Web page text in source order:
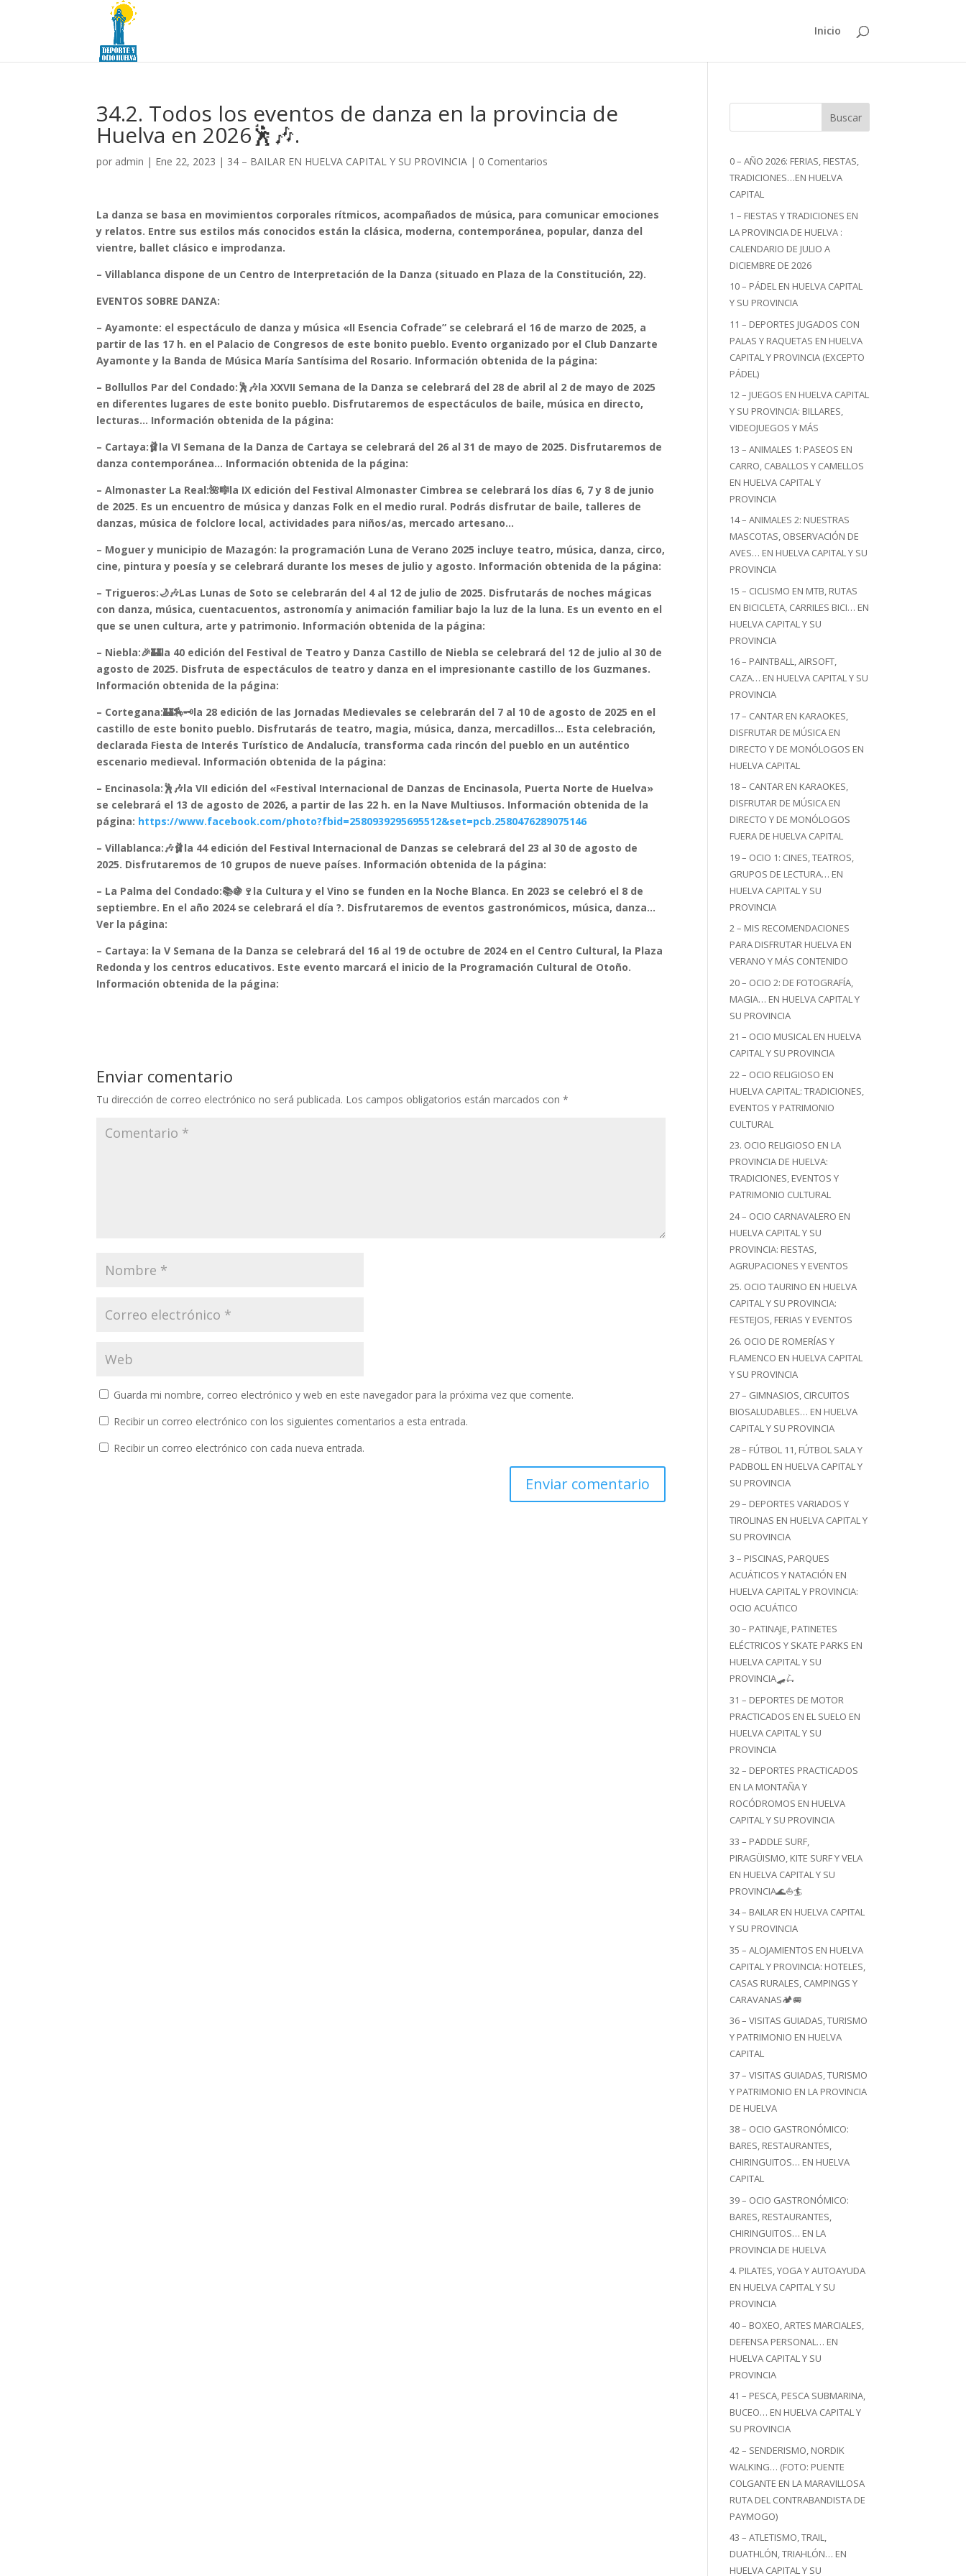
Inicio
34.2. Todos los eventos de danza en la provincia de
Huelva en 2026🕺🎶.
por admin | Ene 22, 2023 | 34 – BAILAR EN HUELVA CAPITAL Y SU PROVINCIA | 0 Comentarios
La danza se basa en movimientos corporales rítmicos, acompañados de música, para comunicar emociones
y relatos. Entre sus estilos más conocidos están la clásica, moderna, contemporánea, popular, danza del
vientre, ballet clásico e improdanza.
– Villablanca dispone de un Centro de Interpretación de la Danza (situado en Plaza de la Constitución, 22).
EVENTOS SOBRE DANZA:
– Ayamonte: el espectáculo de danza y música «II Esencia Cofrade” se celebrará el 16 de marzo de 2025, a
partir de las 17 h. en el Palacio de Congresos de este bonito pueblo. Evento organizado por el Club Danzarte
Ayamonte y la Banda de Música María Santísima del Rosario. Información obtenida de la página:
– Bollullos Par del Condado:🕺🎶la XXVII Semana de la Danza se celebrará del 28 de abril al 2 de mayo de 2025
en diferentes lugares de este bonito pueblo. Disfrutaremos de espectáculos de baile, música en directo,
lecturas… Información obtenida de la página:
– Cartaya:🩰la VI Semana de la Danza de Cartaya se celebrará del 26 al 31 de mayo de 2025. Disfrutaremos de
danza contemporánea… Información obtenida de la página:
– Almonaster La Real:🌺🎼la IX edición del Festival Almonaster Cimbrea se celebrará los días 6, 7 y 8 de junio
de 2025. Es un encuentro de música y danzas Folk en el medio rural. Podrás disfrutar de baile, talleres de
danzas, música de folclore local, actividades para niños/as, mercado artesano…
– Moguer y municipio de Mazagón: la programación Luna de Verano 2025 incluye teatro, música, danza, circo,
cine, pintura y poesía y se celebrará durante los meses de julio y agosto. Información obtenida de la página:
– Trigueros:🌙🎶Las Lunas de Soto se celebrarán del 4 al 12 de julio de 2025. Disfrutarás de noches mágicas
con danza, música, cuentacuentos, astronomía y animación familiar bajo la luz de la luna. Es un evento en el
que se unen cultura, arte y patrimonio. Información obtenida de la página:
– Niebla:🎉🏰la 40 edición del Festival de Teatro y Danza Castillo de Niebla se celebrará del 12 de julio al 30 de
agosto de 2025. Disfruta de espectáculos de teatro y danza en el impresionante castillo de los Guzmanes.
Información obtenida de la página:
– Cortegana:🏰🏇🗝️la 28 edición de las Jornadas Medievales se celebrarán del 7 al 10 de agosto de 2025 en el
castillo de este bonito pueblo. Disfrutarás de teatro, magia, música, danza, mercadillos… Esta celebración,
declarada Fiesta de Interés Turístico de Andalucía, transforma cada rincón del pueblo en un auténtico
escenario medieval. Información obtenida de la página:
– Encinasola:🕺🎶la VII edición del «Festival Internacional de Danzas de Encinasola, Puerta Norte de Huelva»
se celebrará el 13 de agosto de 2026, a partir de las 22 h. en la Nave Multiusos. Información obtenida de la
página: https://www.facebook.com/photo?fbid=2580939295695512&set=pcb.2580476289075146
– Villablanca:🎶🩰la 44 edición del Festival Internacional de Danzas se celebrará del 23 al 30 de agosto de
2025. Disfrutaremos de 10 grupos de nueve países. Información obtenida de la página:
– La Palma del Condado:📚🍇🍷la Cultura y el Vino se funden en la Noche Blanca. En 2023 se celebró el 8 de
septiembre. En el año 2024 se celebrará el día ?. Disfrutaremos de eventos gastronómicos, música, danza…
Ver la página:
– Cartaya: la V Semana de la Danza se celebrará del 16 al 19 de octubre de 2024 en el Centro Cultural, la Plaza
Redonda y los centros educativos. Este evento marcará el inicio de la Programación Cultural de Otoño.
Información obtenida de la página:
Enviar comentario
Tu dirección de correo electrónico no será publicada. Los campos obligatorios están marcados con*
Guarda mi nombre, correo electrónico y web en este navegador para la próxima vez que comente.
Recibir un correo electrónico con los siguientes comentarios a esta entrada.
Recibir un correo electrónico con cada nueva entrada.
Buscar
0 – AÑO 2026: FERIAS, FIESTAS,
TRADICIONES…EN HUELVA
CAPITAL
1 – FIESTAS Y TRADICIONES EN
LA PROVINCIA DE HUELVA :
CALENDARIO DE JULIO A
DICIEMBRE DE 2026
10 – PÁDEL EN HUELVA CAPITAL
Y SU PROVINCIA
11 – DEPORTES JUGADOS CON
PALAS Y RAQUETAS EN HUELVA
CAPITAL Y PROVINCIA (EXCEPTO
PÁDEL)
12 – JUEGOS EN HUELVA CAPITAL
Y SU PROVINCIA: BILLARES,
VIDEOJUEGOS Y MÁS
13 – ANIMALES 1: PASEOS EN
CARRO, CABALLOS Y CAMELLOS
EN HUELVA CAPITAL Y
PROVINCIA
14 – ANIMALES 2: NUESTRAS
MASCOTAS, OBSERVACIÓN DE
AVES… EN HUELVA CAPITAL Y SU
PROVINCIA
15 – CICLISMO EN MTB, RUTAS
EN BICICLETA, CARRILES BICI… EN
HUELVA CAPITAL Y SU
PROVINCIA
16 – PAINTBALL, AIRSOFT,
CAZA… EN HUELVA CAPITAL Y SU
PROVINCIA
17 – CANTAR EN KARAOKES,
DISFRUTAR DE MÚSICA EN
DIRECTO Y DE MONÓLOGOS EN
HUELVA CAPITAL
18 – CANTAR EN KARAOKES,
DISFRUTAR DE MÚSICA EN
DIRECTO Y DE MONÓLOGOS
FUERA DE HUELVA CAPITAL
19 – OCIO 1: CINES, TEATROS,
GRUPOS DE LECTURA… EN
HUELVA CAPITAL Y SU
PROVINCIA
2 – MIS RECOMENDACIONES
PARA DISFRUTAR HUELVA EN
VERANO Y MÁS CONTENIDO
20 – OCIO 2: DE FOTOGRAFÍA,
MAGIA… EN HUELVA CAPITAL Y
SU PROVINCIA
21 – OCIO MUSICAL EN HUELVA
CAPITAL Y SU PROVINCIA
22 – OCIO RELIGIOSO EN
HUELVA CAPITAL: TRADICIONES,
EVENTOS Y PATRIMONIO
CULTURAL
23. OCIO RELIGIOSO EN LA
PROVINCIA DE HUELVA:
TRADICIONES, EVENTOS Y
PATRIMONIO CULTURAL
24 – OCIO CARNAVALERO EN
HUELVA CAPITAL Y SU
PROVINCIA: FIESTAS,
AGRUPACIONES Y EVENTOS
25. OCIO TAURINO EN HUELVA
CAPITAL Y SU PROVINCIA:
FESTEJOS, FERIAS Y EVENTOS
26. OCIO DE ROMERÍAS Y
FLAMENCO EN HUELVA CAPITAL
Y SU PROVINCIA
27 – GIMNASIOS, CIRCUITOS
BIOSALUDABLES… EN HUELVA
CAPITAL Y SU PROVINCIA
28 – FÚTBOL 11, FÚTBOL SALA Y
PADBOLL EN HUELVA CAPITAL Y
SU PROVINCIA
29 – DEPORTES VARIADOS Y
TIROLINAS EN HUELVA CAPITAL Y
SU PROVINCIA
3 – PISCINAS, PARQUES
ACUÁTICOS Y NATACIÓN EN
HUELVA CAPITAL Y PROVINCIA:
OCIO ACUÁTICO
30 – PATINAJE, PATINETES
ELÉCTRICOS Y SKATE PARKS EN
HUELVA CAPITAL Y SU
PROVINCIA🛹🛴
31 – DEPORTES DE MOTOR
PRACTICADOS EN EL SUELO EN
HUELVA CAPITAL Y SU
PROVINCIA
32 – DEPORTES PRACTICADOS
EN LA MONTAÑA Y
ROCÓDROMOS EN HUELVA
CAPITAL Y SU PROVINCIA
33 – PADDLE SURF,
PIRAGÜISMO, KITE SURF Y VELA
EN HUELVA CAPITAL Y SU
PROVINCIA🌊⛵🏄
34 – BAILAR EN HUELVA CAPITAL
Y SU PROVINCIA
35 – ALOJAMIENTOS EN HUELVA
CAPITAL Y PROVINCIA: HOTELES,
CASAS RURALES, CAMPINGS Y
CARAVANAS🏕️🚐
36 – VISITAS GUIADAS, TURISMO
Y PATRIMONIO EN HUELVA
CAPITAL
37 – VISITAS GUIADAS, TURISMO
Y PATRIMONIO EN LA PROVINCIA
DE HUELVA
38 – OCIO GASTRONÓMICO:
BARES, RESTAURANTES,
CHIRINGUITOS… EN HUELVA
CAPITAL
39 – OCIO GASTRONÓMICO:
BARES, RESTAURANTES,
CHIRINGUITOS… EN LA
PROVINCIA DE HUELVA
4. PILATES, YOGA Y AUTOAYUDA
EN HUELVA CAPITAL Y SU
PROVINCIA
40 – BOXEO, ARTES MARCIALES,
DEFENSA PERSONAL… EN
HUELVA CAPITAL Y SU
PROVINCIA
41 – PESCA, PESCA SUBMARINA,
BUCEO… EN HUELVA CAPITAL Y
SU PROVINCIA
42 – SENDERISMO, NORDIK
WALKING… (FOTO: PUENTE
COLGANTE EN LA MARAVILLOSA
RUTA DEL CONTRABANDISTA DE
PAYMOGO)
43 – ATLETISMO, TRAIL,
DUATHLÓN, TRIAHLÓN… EN
HUELVA CAPITAL Y SU